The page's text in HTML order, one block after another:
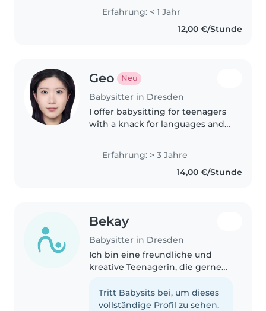
einem Jahr mein Abitur. Da ich
bereits Erfahrung als Erzieher
gesammelt, und eine kleine
Erfahrung: < 1 Jahr
12,00 €/Stunde
Geo Neu
Babysitter in Dresden
I offer babysitting for teenagers
with a knack for languages and
Japanese, Korean and Mandarin,
I can assist with homework and
cooking. My dad used to run..
Erfahrung: > 3 Jahre
14,00 €/Stunde
Bekay
Babysitter in Dresden
Ich bin eine freundliche und
kreative Teenagerin, die gerne
spielt und Zeit verbringt. Ich bin
mehrsprachig (Deutsch,
Tritt Babysits bei, um dieses
vollständige Profil zu sehen.